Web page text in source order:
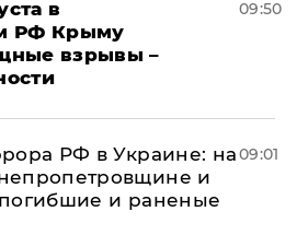
в
РФ Крыму
взрывы –
09:50
РФ в Украине: на
и
и раненые
09:01